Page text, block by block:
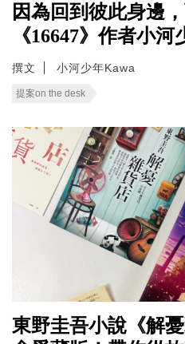
因為回到彼此身邊
《16647》作者小河
撰文 小河少年Kawa
提案on the desk
東野圭吾小說《解